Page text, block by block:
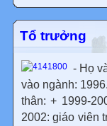
Tổ trưởng
- Họ
vào ngành:
thân: + 1999-
2002: giáo viên